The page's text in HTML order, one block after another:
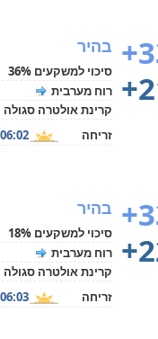
בהיר
סיכוי למשקעים 36%
רוח מערבית
קרינת אולטרה סגולה
זריחה
06:02
בהיר
סיכוי למשקעים 18%
רוח מערבית
קרינת אולטרה סגולה
זריחה
06:03